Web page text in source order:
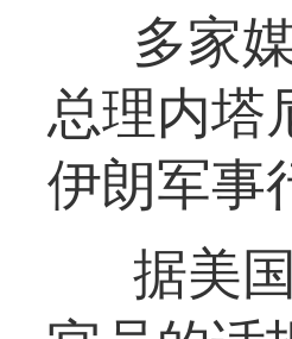
多家
总理内塔
伊朗军事
据美